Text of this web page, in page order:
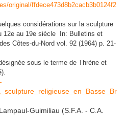
original/ffdece473d8b2cacb3b0124f2
considérations sur la sculpture
12e au 19e siècle In: Bulletins et
Côtes-du-Nord vol. 92 (1964) p. 21-
sous le terme de Thrène et
Guimiliau (S.F.A. - C.A.